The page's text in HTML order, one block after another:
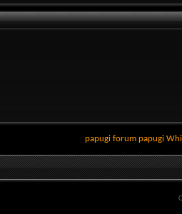
papugi forum papugi